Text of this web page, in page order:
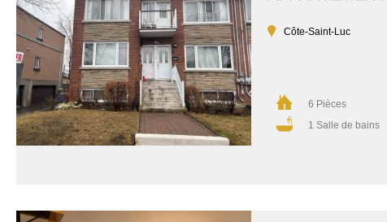
Côte-Saint-Luc
6 Pièces
1 Salle de bains